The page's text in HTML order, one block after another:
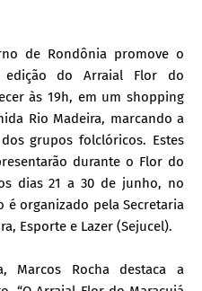
de Rondônia promove o
edição do Arraial Flor do
às 19h, em um shopping
Rio Madeira, marcando a
grupos folclóricos. Estes
durante o Flor do
dias 21 a 30 de junho, no
é organizado pela Secretaria
Esporte e Lazer (Sejucel).
Marcos Rocha destaca a